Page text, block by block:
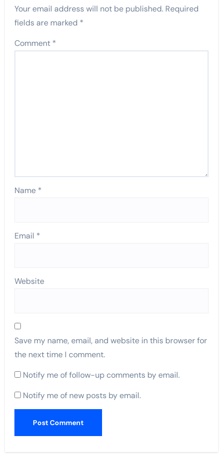
Your email address will not be published. Required
fields are marked *
Comment *
Name *
Email *
Website
Save my name, email, and website in this browser for
the next time I comment.
Notify me of follow-up comments by email.
Notify me of new posts by email.